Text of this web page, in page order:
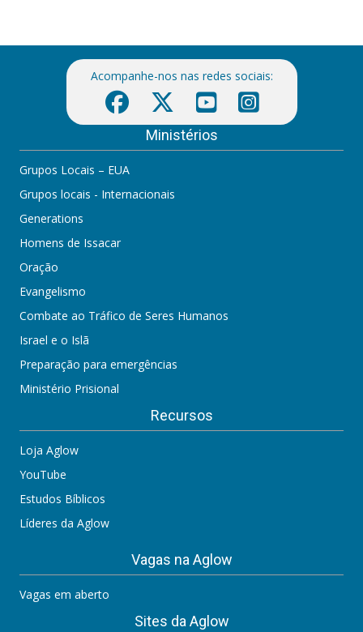
Acompanhe-nos nas redes sociais:
Ministérios
Grupos Locais – EUA
Grupos locais - Internacionais
Generations
Homens de Issacar
Oração
Evangelismo
Combate ao Tráfico de Seres Humanos
Israel e o Islã
Preparação para emergências
Ministério Prisional
Recursos
Loja Aglow
YouTube
Estudos Bíblicos
Líderes da Aglow
Vagas na Aglow
Vagas em aberto
Sites da Aglow